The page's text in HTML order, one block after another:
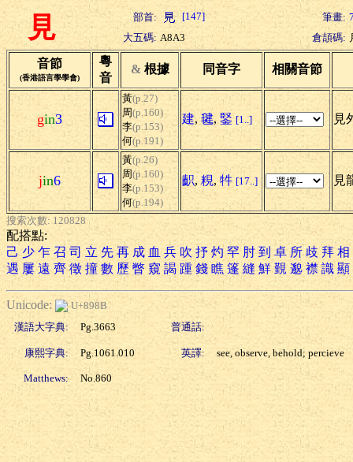
見 部首: [147] 筆畫:
大五碼: A8A3 倉頡碼:
音節
(香港語言學學會)
粵
音
& 根據 同音字 相關音節
gin3
黃(p.27)
周(p.160)
李(p.153)
何(p.191)
建, 毽, 鋻 [1..] 見
jin6
黃(p.26)
周(p.160)
李(p.153)
何(p.194)
齞, 粯, 牪 [17..] 見
搜索次數: 120828
配搭點:
己 少 乍 召 司 立 先 再 成 血 兵 吹 抒 灼 罕 肘 到 卓 所 歧 拜 相
遇 屢 遠 齊 徵 撞 數 歷 瞥 窺 謁 踵 錢 瞧 篷 縫 鮮 覲 邈 襟 識 顯
Unicode:
U+898B
漢語大字典:
Pg.3663 普通話:
康熙字典: Pg.1061.010 英譯: see, observe, behold; percieve
Matthews: No.860